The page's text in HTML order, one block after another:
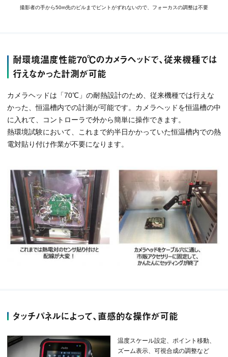
撮影者の手から50m先のビルまでピントがずれないので、フォーカスの調整は不要
耐環境温度性能70℃のカメラヘッドで、従来機種では
行えなかった計測が可能
カメラヘッドは「70℃」の耐熱設計のため、従来機種では行えな
かった、恒温槽内での計測が可能です。カメラヘッドを恒温槽の中
に入れて、コントローラで外から簡単に操作できます。
熱環境試験において、これまで約半日かかっていた恒温槽内での熱
電対貼り付け作業が不要になります。
タッチパネルによって、直感的な操作が可能
温度スケール設定、ポイント移動、
ズーム表示、可視合成の調整など